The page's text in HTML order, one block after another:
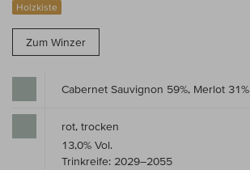
Holzkiste
Zum Winzer
Cabernet Sauvignon 59%, Merlot 31%
rot, trocken
13,0% Vol.
Trinkreife: 2029–2055